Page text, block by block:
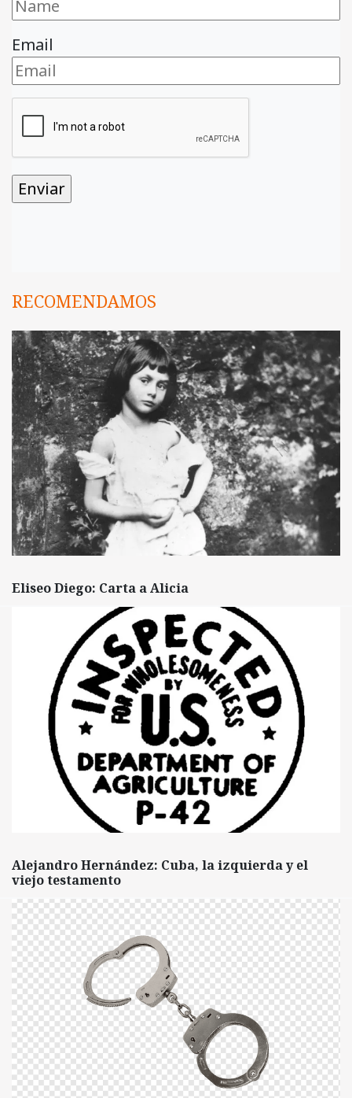
Email
RECOMENDAMOS
Eliseo Diego: Carta a Alicia
Alejandro Hernández: Cuba, la izquierda y el
viejo testamento